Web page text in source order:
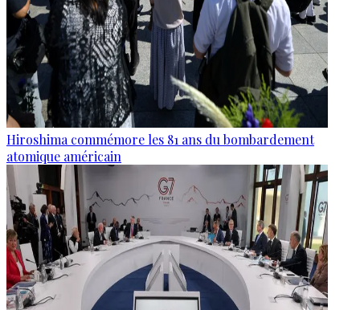
Hiroshima commémore les 81 ans du bombardement
atomique américain